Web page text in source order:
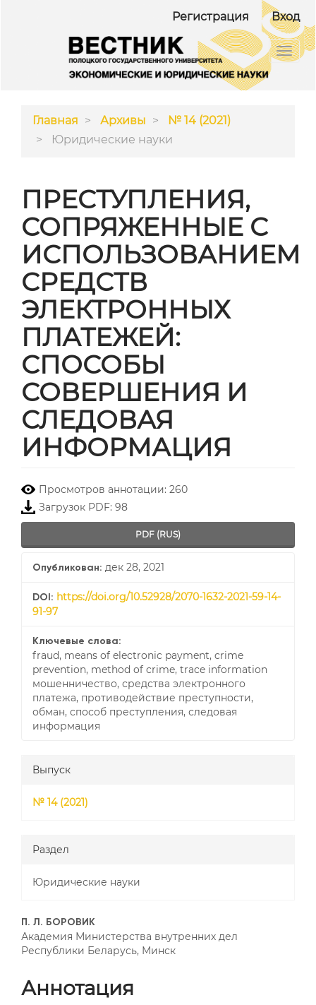
Регистрация Вход
Главная Архивы
№ 14 (2021)
Юридические науки
ПРЕСТУПЛЕНИЯ,
СОПРЯЖЕННЫЕ С
ИСПОЛЬЗОВАНИЕМ
СРЕДСТВ
ЭЛЕКТРОННЫХ
ПЛАТЕЖЕЙ:
СПОСОБЫ
СОВЕРШЕНИЯ И
СЛЕДОВАЯ
ИНФОРМАЦИЯ
Просмотров аннотации: 260
Загрузок PDF: 98
PDF (RUS)
Опубликован: дек 28, 2021
DOI: https://doi.org/10.52928/2070-1632-2021-59-14-
91-97
Ключевые слова:
fraud, means of electronic payment, crime
prevention, method of crime, trace information
мошенничество, средства электронного
платежа, противодействие преступности,
обман, способ преступления, следовая
информация
Выпуск
№ 14 (2021)
Раздел
Юридические науки
П. Л. БОРОВИК
Академия Министерства внутренних дел
Республики Беларусь, Минск
Аннотация